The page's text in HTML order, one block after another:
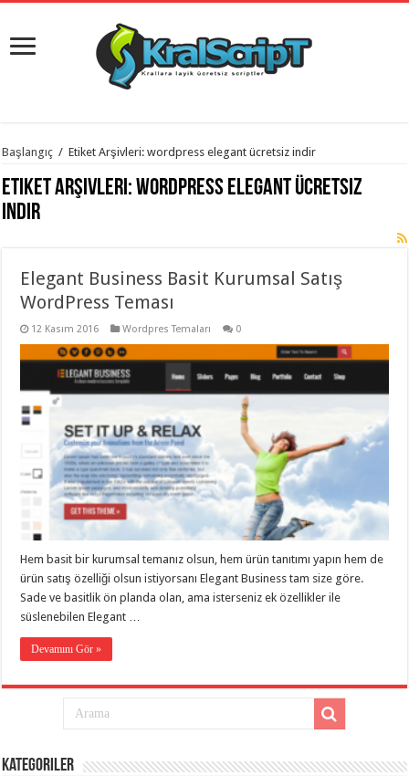
istanbul
evden
eve
taşımacılık
gaziantep
taşımacılık,
evden
taşımacılık,
gaziantep
evden
taşımacılık
evden
taşımacılık ,
gaziantep
taşımacılık
evden
taşımacılık
gaziantep
evden
taşımacılık,
evden
taşımacılık,
evden
eve
Başlangıç / Etiket Arşivleri: wordpress elegant ücretsiz indir
Etiket Arşivleri:wordpress elegant ücretsiz
indir
Elegant Business Basit Kurumsal Satış
WordPress Teması
12 Kasım 2016 Wordpres Temaları 0
Hem basit bir kurumsal temanız olsun, hem ürün tanıtımı yapın hem de
ürün satış özelliği olsun istiyorsanı Elegant Business tam size göre.
Sade ve basitlik ön planda olan, ama isterseniz ek özellikler ile
süslenebilen Elegant …
Devamını Gör »
Kategoriler